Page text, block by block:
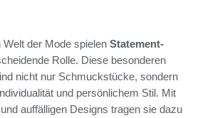
der Mode spielen Statement-
Rolle. Diese besonderen
nicht nur Schmuckstücke, sondern
und persönlichem Stil. Mit
auffälligen Designs tragen sie dazu